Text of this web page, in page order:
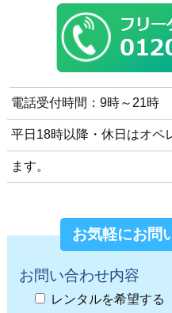
電話受付時間：9時～21時
平日18時以降・休日はオペ
ます。
お気軽にお問
お問い合わせ内容
レンタルを希望する